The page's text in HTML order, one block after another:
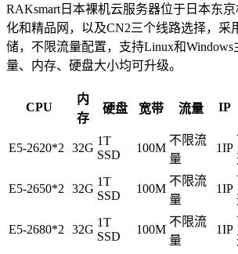
RAKsmart日本裸机云服务器位于日本东
化和精品网，以及CN2三个线路选择，采
储，不限流量配置，支持Linux和
量、内存、硬盘大小均可升级。
CPU
内
存
硬盘 宽带 流量 IP
E5-2620*2 32G
1T
SSD
100M
不限流
量
1IP
E5-2650*2 32G
1T
SSD
100M
不限流
量
1IP
E5-2680*2 32G
1T
SSD
100M
不限流
量
1IP